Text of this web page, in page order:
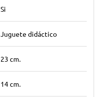
Si
Juguete didáctico
23 cm.
14 cm.